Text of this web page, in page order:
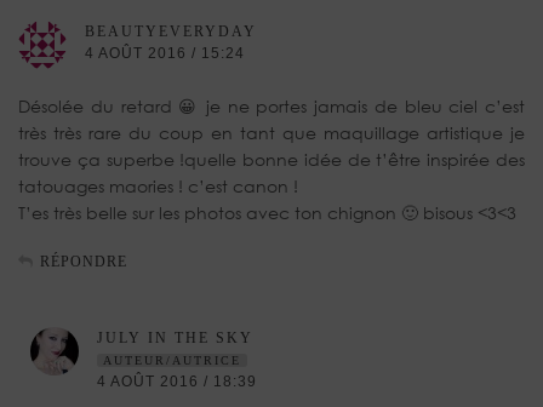
BEAUTYEVERYDAY
4 AOÛT 2016 / 15:24
Désolée du retard 😀 je ne portes jamais de bleu ciel c’est
très très rare du coup en tant que maquillage artistique je
trouve ça superbe !quelle bonne idée de t’être inspirée des
tatouages maories ! c’est canon !
T’es très belle sur les photos avec ton chignon 🙂 bisous <3<3
RÉPONDRE
JULY IN THE SKY
AUTEUR/AUTRICE
4 AOÛT 2016 / 18:39